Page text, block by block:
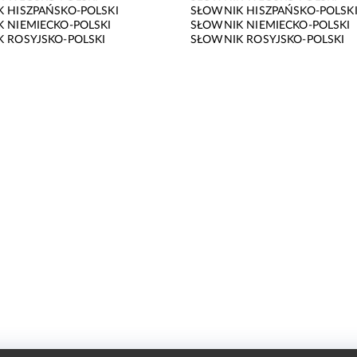
HISZPAŃSKO-POLSKI
NIEMIECKO-POLSKI
ROSYJSKO-POLSKI
SŁOWNIK HISZPAŃSKO-POLSKI
SŁOWNIK NIEMIECKO-POLSKI
SŁOWNIK ROSYJSKO-POLSKI